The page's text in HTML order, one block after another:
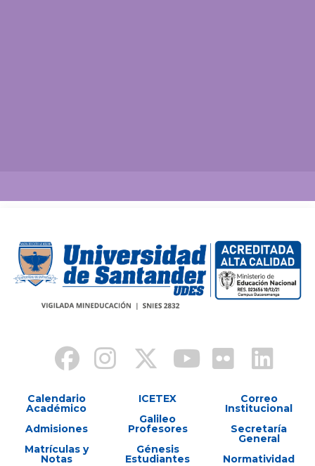
Calendario
Académico
Admisiones
Matrículas y
Notas
ICETEX
Galileo
Profesores
Génesis
Estudiantes
Correo
Institucional
Secretaría
General
Normatividad